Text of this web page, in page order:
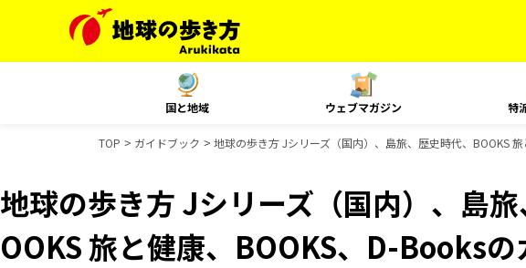
国と地域 ウェブマガジン 特
TOP ガイドブック 地球の歩き方 Jシリーズ（国内）、島旅、歴史時代、BOOKS
地球の歩き方 Jシリーズ（国内）、島
OOKS 旅と健康、BOOKS、D-Booksの